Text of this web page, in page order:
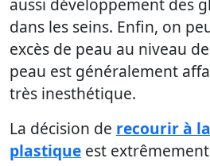
dans les seins. Enfin, on
excès de peau au niveau
peau est généralement
très inesthétique.
La décision de recourir à
plastique est